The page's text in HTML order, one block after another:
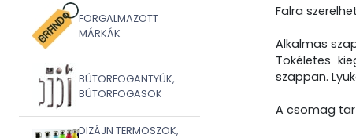
FORGALMAZOTT
MÁRKÁK
BÚTORFOGANTYÚK,
BÚTORFOGASOK
DIZÁJN TERMOSZOK,
Falra
Alkalmas
Tökéletes
szappan.
A csomag